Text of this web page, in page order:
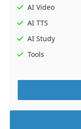
AI Video
AI TTS
AI Study
Tools